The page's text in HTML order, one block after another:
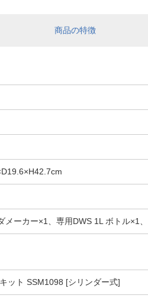
商品の特徴
メーカー×1、専用DWS 1L ボトル×1
ット SSM1098 [シリンダー式]